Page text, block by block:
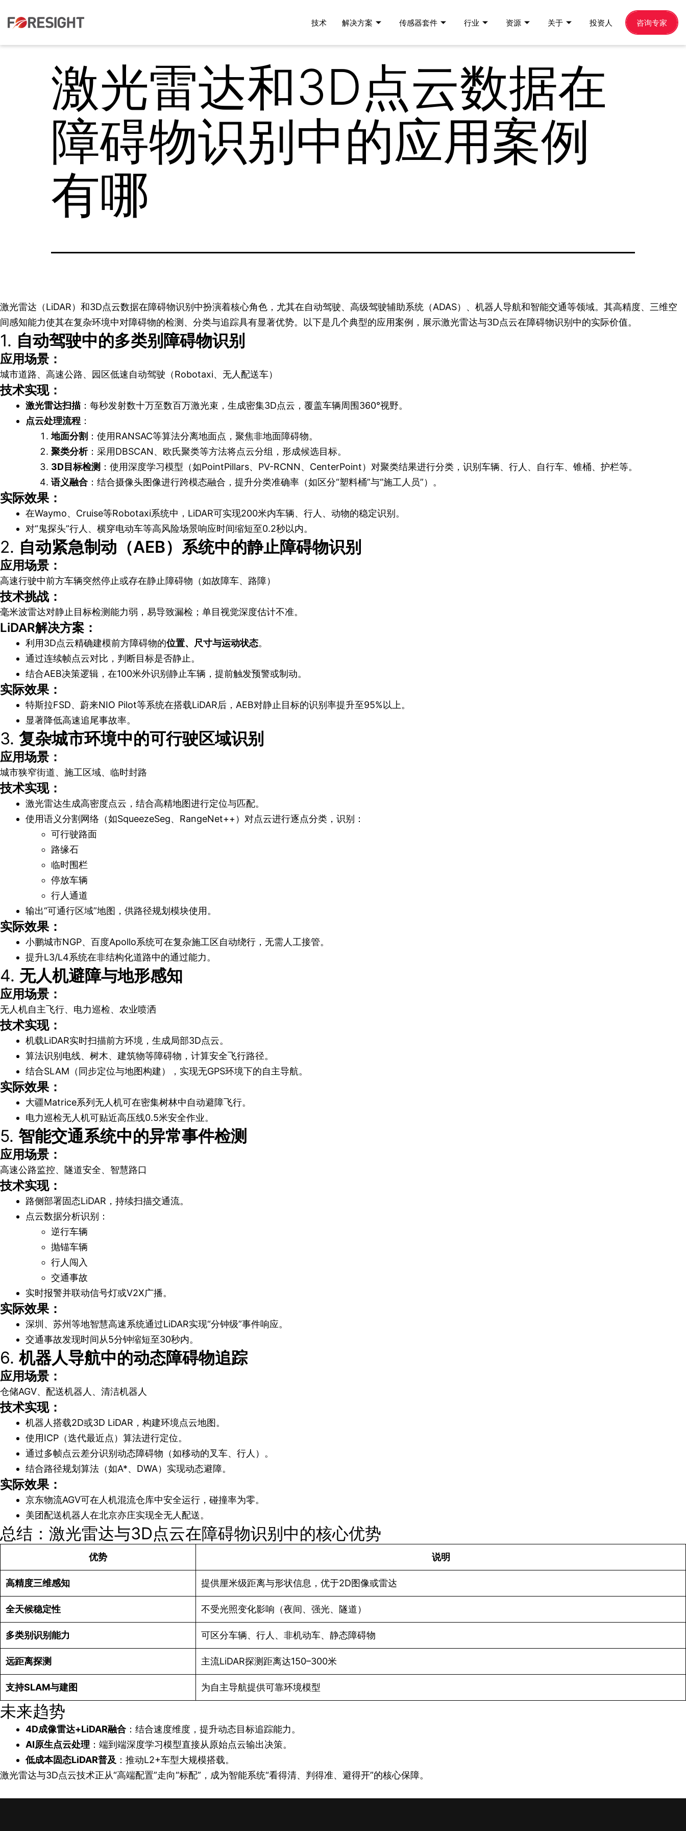
技术 解决方案 传感器套件 行业 资源 关于 投资人 咨询专家
激光雷达和3D点云数据在
障碍物识别中的应用案例
有哪
激光雷达（LiDAR）和3D点云数据在障碍物识别中扮演着核心角色，尤其在自动驾驶、高级驾驶辅助系统（ADAS）、机器人导航和智能交通等领域。其高精度、三维空
间感知能力使其在复杂环境中对障碍物的检测、分类与追踪具有显著优势。以下是几个典型的应用案例，展示激光雷达与3D点云在障碍物识别中的实际价值。
1. 自动驾驶中的多类别障碍物识别
应用场景：
城市道路、高速公路、园区低速自动驾驶（Robotaxi、无人配送车）
技术实现：
激光雷达扫描 ：每秒发射数十万至数百万激光束，生成密集3D点云，覆盖车辆周围360°视野。
点云处理流程 ：
地面分割 ：使用RANSAC等算法分离地面点，聚焦非地面障碍物。
聚类分析：采用DBSCAN、欧氏聚类等方法将点云分组，形成候选目标。
3D目标检测 ：使用深度学习模型（如PointPillars、PV-RCNN、CenterPoint）对聚类结果进行分类，识别车辆、行人、自行车、锥桶、护栏等。
语义融合 ：结合摄像头图像进行跨模态融合，提升分类准确率（如区分“塑料桶”与“施工人员”）。
实际效果：
在Waymo、Cruise等Robotaxi系统中，LiDAR可实现200米内车辆、行人、动物的稳定识别。
对“鬼探头”行人、横穿电动车等高风险场景响应时间缩短至0.2秒以内。
2. 自动紧急制动（AEB）系统中的静止障碍物识别
应用场景：
高速行驶中前方车辆突然停止或存在静止障碍物（如故障车、路障）
技术挑战：
毫米波雷达对静止目标检测能力弱，易导致漏检；单目视觉深度估计不准。
LiDAR解决方案：
利用3D点云精确建模前方障碍物的位置、尺寸与运动状态。
通过连续帧点云对比，判断目标是否静止。
结合AEB决策逻辑，在100米外识别静止车辆，提前触发预警或制动。
实际效果：
特斯拉FSD、蔚来NIO Pilot等系统在搭载LiDAR后，AEB对静止目标的识别率提升至95%以上。
显著降低高速追尾事故率。
3. 复杂城市环境中的可行驶区域识别
应用场景：
城市狭窄街道、施工区域、临时封路
技术实现：
激光雷达生成高密度点云，结合高精地图进行定位与匹配。
使用语义分割网络（如SqueezeSeg、RangeNet++）对点云进行逐点分类，识别：
可行驶路面
路缘石
临时围栏
停放车辆
行人通道
输出“可通行区域”地图，供路径规划模块使用。
实际效果：
小鹏城市NGP、百度Apollo系统可在复杂施工区自动绕行，无需人工接管。
提升L3/L4系统在非结构化道路中的通过能力。
4. 无人机避障与地形感知
应用场景：
无人机自主飞行、电力巡检、农业喷洒
技术实现：
机载LiDAR实时扫描前方环境，生成局部3D点云。
算法识别电线、树木、建筑物等障碍物，计算安全飞行路径。
结合SLAM（同步定位与地图构建），实现无GPS环境下的自主导航。
实际效果：
大疆Matrice系列无人机可在密集树林中自动避障飞行。
电力巡检无人机可贴近高压线0.5米安全作业。
5. 智能交通系统中的异常事件检测
应用场景：
高速公路监控、隧道安全、智慧路口
技术实现：
路侧部署固态LiDAR，持续扫描交通流。
点云数据分析识别：
逆行车辆
抛锚车辆
行人闯入
交通事故
实时报警并联动信号灯或V2X广播。
实际效果：
深圳、苏州等地智慧高速系统通过LiDAR实现“分钟级”事件响应。
交通事故发现时间从5分钟缩短至30秒内。
6.机器人导航中的动态障碍物追踪
应用场景：
仓储AGV、配送机器人、清洁机器人
技术实现：
机器人搭载2D或3D LiDAR，构建环境点云地图。
使用ICP（迭代最近点）算法进行定位。
通过多帧点云差分识别动态障碍物（如移动的叉车、行人）。
结合路径规划算法（如A*、DWA）实现动态避障。
实际效果：
京东物流AGV可在人机混流仓库中安全运行，碰撞率为零。
美团配送机器人在北京亦庄实现全无人配送。
总结：激光雷达与3D点云在障碍物识别中的核心优势
优势 说明
高精度三维感知 提供厘米级距离与形状信息，优于2D图像或雷达
全天候稳定性 不受光照变化影响（夜间、强光、隧道）
多类别识别能力 可区分车辆、行人、非机动车、静态障碍物
远距离探测 主流LiDAR探测距离达150–300米
支持SLAM与建图 为自主导航提供可靠环境模型
未来趋势
4D成像雷达+LiDAR融合 ：结合速度维度，提升动态目标追踪能力。
AI原生点云处理 ：端到端深度学习模型直接从原始点云输出决策。
低成本固态LiDAR普及 ：推动L2+车型大规模搭载。
激光雷达与3D点云技术正从“高端配置”走向“标配”，成为智能系统“看得清、判得准、避得开”的核心保障。